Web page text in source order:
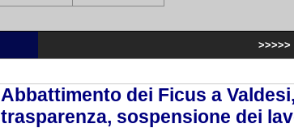
Comune
Abbattimento dei Ficus a
trasparenza, sospensione dei